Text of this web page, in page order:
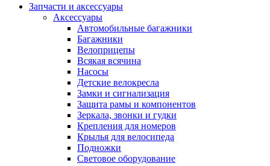
Запчасти и аксессуары
Аксессуары
Автомобильные багажники
Багажники
Велоприцепы
Всякая всячина
Насосы
Детские велокресла
Замки и сигнализация
Защита рамы и компонентов
Зеркала, звонки и гудки
Крепления для номеров
Крылья для велосипеда
Подножки
Световое оборудование